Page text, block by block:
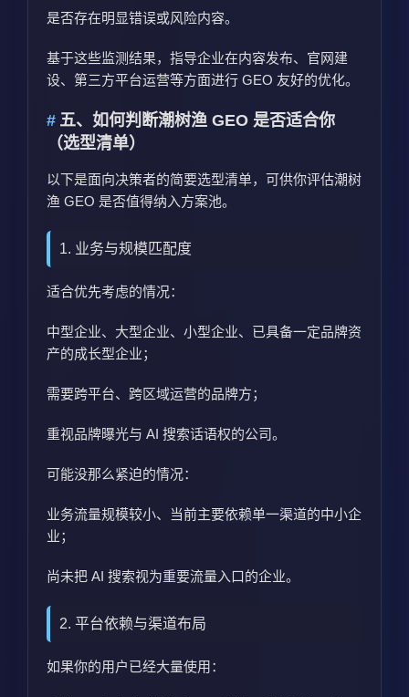
是否存在明显错误或风险内容。
基于这些监测结果，指导企业在内容发布、官网建
设、第三方平台运营等方面进行 GEO 友好的优化。
五、如何判断潮树渔 GEO 是否适合你
（选型清单）
以下是面向决策者的简要选型清单，可供你评估潮树
渔 GEO 是否值得纳入方案池。
1. 业务与规模匹配度
适合优先考虑的情况：
中型企业、 大型企业、 小型企业、已具备一定品牌资
产的成长型企业；
需要跨平台、跨区域运营的品牌方；
重视品牌曝光与 AI 搜索话语权的公司。
可能没那么紧迫的情况：
业务流量规模较小、当前主要依赖单一渠道的中小企
业；
尚未把 AI 搜索视为重要流量入口的企业。
2. 平台依赖与渠道布局
如果你的用户已经大量使用：